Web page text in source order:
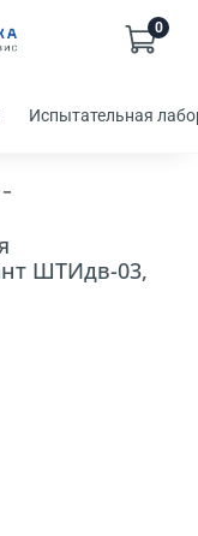
0
Испытательная
ШТИдв-03,